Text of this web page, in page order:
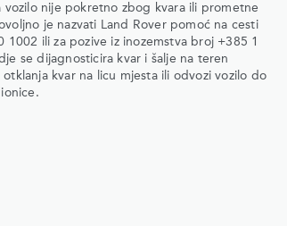
vozilo nije pokretno zbog kvara ili prometne
je nazvati Land Rover pomoć na cesti
1002 ili za pozive iz inozemstva broj +385 1
se dijagnosticira kvar i šalje na teren
otklanja kvar na licu mjesta ili odvozi vozilo do